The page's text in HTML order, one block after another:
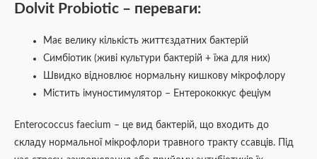
Dolvit Probiotic – переваги:
Має велику кількість життєздатних бактерій
Симбіотик (живі культури бактерій + їжа для них)
Швидко відновлює нормальну кишкову мікрофлору
Містить імуностимулятор – Ентерококкус феціум
Enterococcus faecium – це вид бактерій, що входить до
складу нормальної мікрофлори травного тракту ссавців. Під